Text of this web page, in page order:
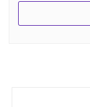
من قدرتك
الأيام
منتجات أو